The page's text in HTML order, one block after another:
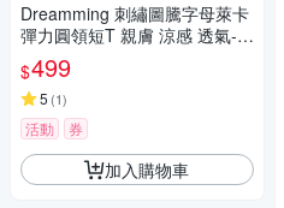
Dreamming 刺繡圖騰字母萊卡
彈力圓領短T 親膚 涼感 透氣-共
二色
$499
5 (1)
活動 券
加入購物車